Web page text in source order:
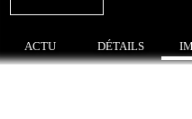
ACTU DÉTAILS